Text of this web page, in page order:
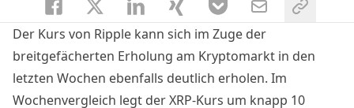
Der Kurs von Ripple kann sich im Zuge der
breitgefächerten Erholung am Kryptomarkt in den
letzten Wochen ebenfalls deutlich erholen. Im
Wochenvergleich legt der XRP-Kurs um knapp 10